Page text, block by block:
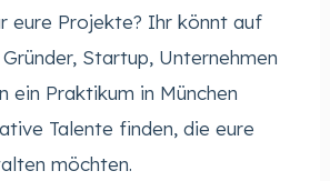
eure Projekte? Ihr könnt auf
Startup, Unternehmen
ein Praktikum in München
Talente finden, die eure
möchten.